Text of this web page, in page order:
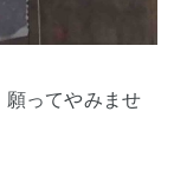
願ってやみませ